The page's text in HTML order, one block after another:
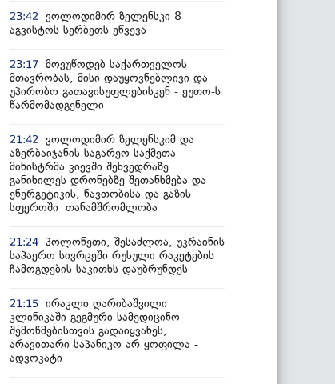
23:42
ვოლოდიმირ ზელენსკი 8
აგვისტოს სერბეთს ეწვევა
23:17 მოვუწოდებ საქართველოს
მთავრობას, მისი დაუყოვნებლივი და
უპირობო გათავისუფლებისკენ - ეუთო-ს
წარმომადგენელი
21:42
ვოლოდიმირ ზელენსკიმ და
აზერბაიჯანის საგარეო საქმეთა
მინისტრმა კიევში შეხვედრაზე
განიხილეს დრონებზე შეთანხმება და
ენერგეტიკის, ნავთობისა და გაზის
სფეროში თანამშრომლობა
21:24 პოლონეთი, შესაძლოა, უკრაინის
საჰაერო სივრცეში რუსული რაკეტების
ჩამოგდების საკითხს დაუბრუნდეს
21:15 ირაკლი ღარიბაშვილი
კლინიკაში გეგმური სამედიცინო
შემოწმებისთვის გადაიყვანეს,
არავითარი საპანიკო არ ყოფილა -
ადვოკატი